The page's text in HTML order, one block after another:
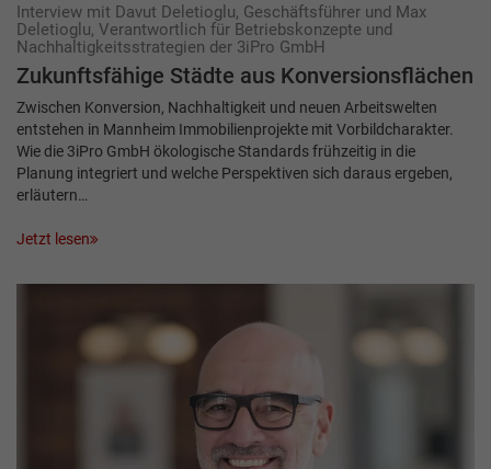
Interview mit Davut Deletioglu, Geschäftsführer und Max
Deletioglu, Verantwortlich für Betriebskonzepte und
Nachhaltigkeitsstrategien der 3iPro GmbH
Zukunftsfähige Städte aus Konversionsflächen
Zwischen Konversion, Nachhaltigkeit und neuen Arbeitswelten
entstehen in Mannheim Immobilienprojekte mit Vorbildcharakter.
Wie die 3iPro GmbH ökologische Standards frühzeitig in die
Planung integriert und welche Perspektiven sich daraus ergeben,
erläutern…
Jetzt lesen